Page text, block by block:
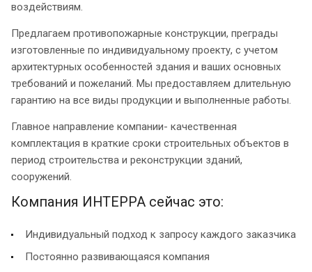
воздействиям.
Предлагаем противопожарные конструкции, преграды
изготовленные по индивидуальному проекту, с учетом
архитектурных особенностей здания и ваших основных
требований и пожеланий. Мы предоставляем длительную
гарантию на все виды продукции и выполненные работы.
Главное направление компании- качественная
комплектация в краткие сроки строительных объектов в
период строительства и реконструкции зданий,
сооружений.
Компания ИНТЕРРА сейчас это:
Индивидуальный подход к запросу каждого заказчика
Постоянно развивающаяся компания